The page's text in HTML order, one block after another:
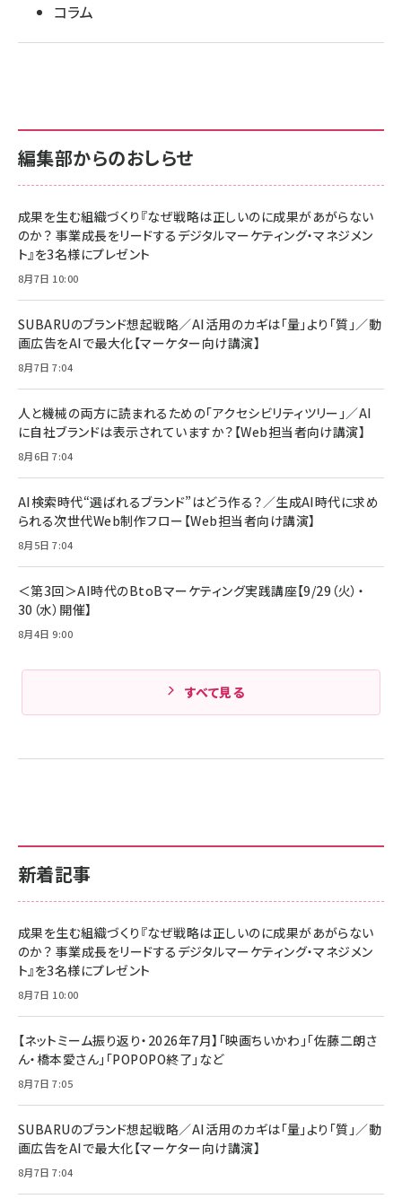
コラム
新着記事
成果を生む組織づくり『なぜ戦略は正しいのに成果があがらない
のか？ 事業成長をリードするデジタルマーケティング・マネジメン
ト』を3名様にプレゼント
8月7日 10:00
【ネットミーム振り返り・2026年7月】「映画ちいかわ」「佐藤二朗さ
ん・橋本愛さん」「POPOPO終了」など
8月7日 7:05
SUBARUのブランド想起戦略／AI活用のカギは「量」より「質」／動
画広告をAIで最大化【マーケター向け講演】
8月7日 7:04
編集部からのおしらせ
成果を生む組織づくり『なぜ戦略は正しいのに成果があがらない
のか？ 事業成長をリードするデジタルマーケティング・マネジメン
ト』を3名様にプレゼント
8月7日 10:00
SUBARUのブランド想起戦略／AI活用のカギは「量」より「質」／動
画広告をAIで最大化【マーケター向け講演】
8月7日 7:04
人と機械の両方に読まれるための「アクセシビリティツリー」／AI
に自社ブランドは表示されていますか？【Web担当者向け講演】
8月6日 7:04
AI検索時代“選ばれるブランド”はどう作る？／生成AI時代に求め
られる次世代Web制作フロー【Web担当者向け講演】
8月5日 7:04
＜第3回＞AI時代のBtoBマーケティング実践講座【9/29（火）・
30（水）開催】
8月4日 9:00
すべて見る